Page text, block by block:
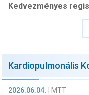
Kedvezményes
Kardiopulmonális
2026.06.04. MTT